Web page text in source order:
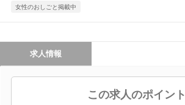
女性のおしごと掲載中
求人情報
この求人のポイント